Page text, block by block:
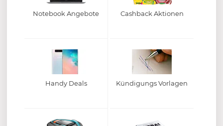
Notebook Angebote Cashback Aktionen
Handy Deals Kündigungs Vorlagen